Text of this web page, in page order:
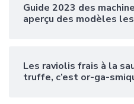
Guide 2023 des
aperçu des modèles
Les raviolis frais à la
truffe, c’est or-ga-